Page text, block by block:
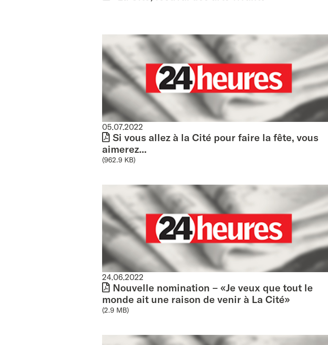
05.07.2022
Si vous allez à la Cité pour faire la fête, vous
aimerez...
(962.9 KB)
24.06.2022
Nouvelle nomination – «Je veux que tout le
monde ait une raison de venir à La Cité»
(2.9 MB)